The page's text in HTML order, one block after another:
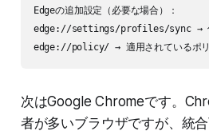
Edgeの追加設定（必要な場合）：
edge://settings/profiles/sync → 仕
次はGoogle Chromeです。
者が多いブラウザですが、統